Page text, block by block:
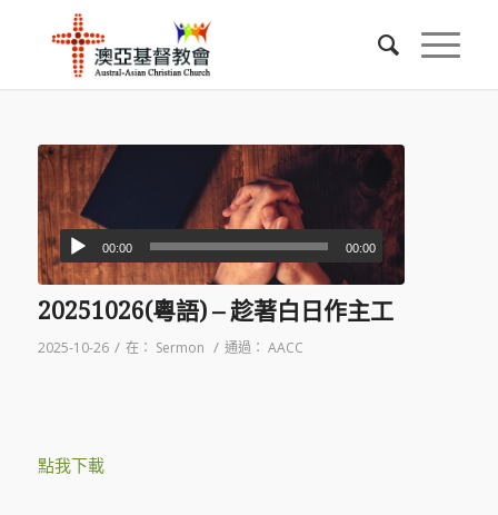
00:00 00:00
20251026(粵語) – 趁著白日作主工
2025-10-26 / 在： Sermon / 通過： AACC
點我下載